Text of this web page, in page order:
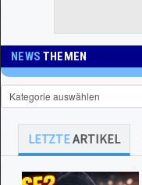
NEWSTHEMEN
LETZTEARTIKEL